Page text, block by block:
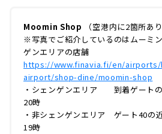
Moomin Shop （空港内に2箇所あり
※写真でご紹介しているのはムーミ
ゲンエリアの店舗
https://www.finavia.fi/en/airports/
airport/shop-dine/moomin-shop
・シェンゲンエリア 到着ゲート
20時
・非シェンゲンエリア ゲート40の
19時